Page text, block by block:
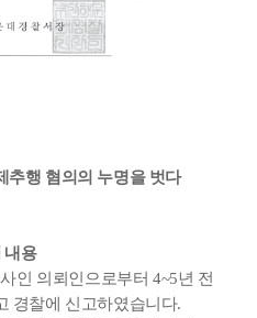
추행 혐의의 누명을 벗다
용
인 의뢰인으로부터 4~5년 전
경찰에 신고하였습니다.